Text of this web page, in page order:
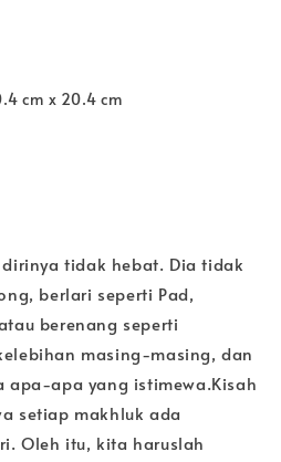
cm x 20.4 cm
tidak hebat. Dia tidak
berlari seperti Pad,
berenang seperti
masing-masing, dan
apa-apa yang istimewa.Kisah
setiap makhluk ada
Oleh itu, kita haruslah